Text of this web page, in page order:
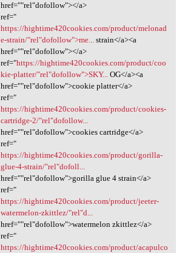
href=""rel"dofollow"></a>
ref="
https://hightime420cookies.com/product/melonad
e-strain/"rel"dofollow">me...strain</a><a
href=""rel"dofollow"></a>
ref="https://hightime420cookies.com/product/coo
kie-platter/"rel"dofollow">SKY...OG</a><a
href=""rel"dofollow">cookie platter</a>
ref="
https://hightime420cookies.com/product/cookies-
cartridge-2/"rel"dofollow...
href=""rel"dofollow">cookies cartridge</a>
ref="
https://hightime420cookies.com/product/gorilla-
glue-4-strain/"rel"dofoll...
href=""rel"dofollow">gorilla glue 4 strain</a>
ref="
https://hightime420cookies.com/product/jeeter-
watermelon-zkittlez/"rel"d...
href=""rel"dofollow">watermelon zkittlez</a>
ref="
https://hightime420cookies.com/product/acapulco